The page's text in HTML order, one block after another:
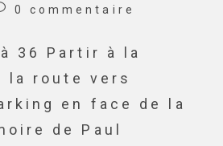
0 commentaire
36 Partir à la
route vers
en face de la
de Paul